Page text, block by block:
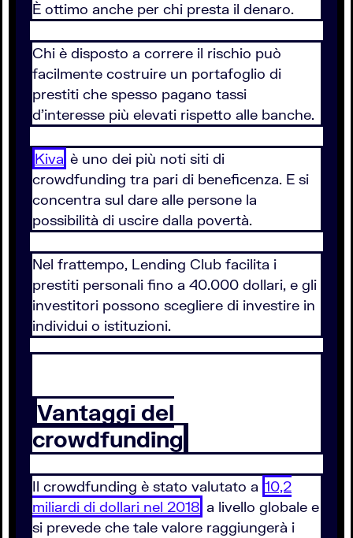
È ottimo anche per chi presta il denaro.
Chi è disposto a correre il rischio può
facilmente costruire un portafoglio di
prestiti che spesso pagano tassi
d’interesse più elevati rispetto alle banche.
Kiva è uno dei più noti siti di
crowdfunding tra pari di beneficenza. E si
concentra sul dare alle persone la
possibilità di uscire dalla povertà.
Nel frattempo, Lending Club facilita i
prestiti personali fino a 40.000 dollari, e gli
investitori possono scegliere di investire in
individui o istituzioni.
Vantaggi del
crowdfunding
Il crowdfunding è stato valutato a 10,2
miliardi di dollari nel 2018 a livello globale e
si prevede che tale valore raggiungerà i